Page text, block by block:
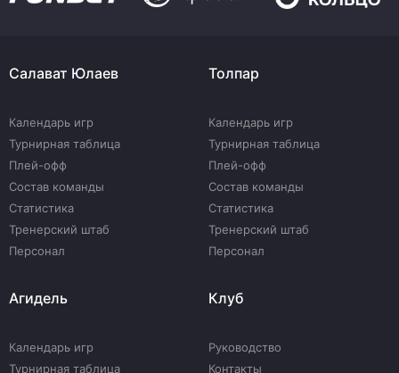
Салават Юлаев
Календарь игр
Турнирная таблица
Плей-офф
Состав команды
Статистика
Тренерский штаб
Персонал
Толпар
Календарь игр
Турнирная таблица
Плей-офф
Состав команды
Статистика
Тренерский штаб
Персонал
Агидель
Календарь игр
Турнирная таблица
Клуб
Руководство
Контакты